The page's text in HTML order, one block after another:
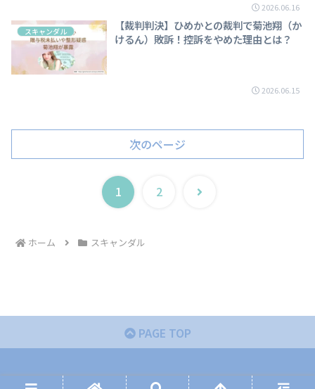
2026.06.16
スキャンダル
【裁判判決】ひめかとの裁判で菊池翔（か
けるん）敗訴！控訴をやめた理由とは？
2026.06.15
次のページ
1 2
次
ホーム スキャンダル
PAGE TOP